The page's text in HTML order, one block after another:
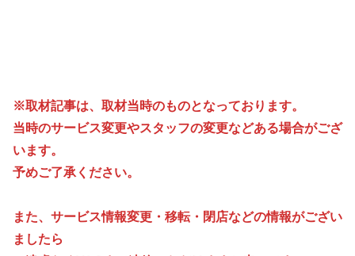
※取材記事は、取材当時のものとなっております。
当時のサービス変更やスタッフの変更などある場合がござ
います。
予めご了承ください。
また、サービス情報変更・移転・閉店などの情報がござい
ましたら